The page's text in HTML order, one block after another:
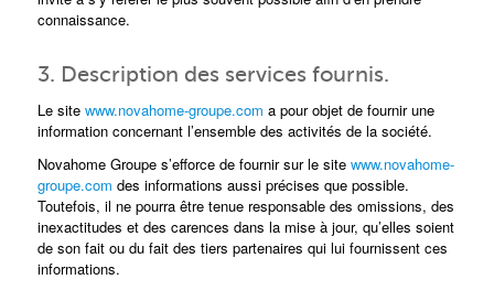
connaissance.
3. Description des services fournis.
Le site www.novahome-groupe.com a pour objet de fournir une
information concernant l’ensemble des activités de la société.
Novahome Groupe s’efforce de fournir sur le site www.novahome-
groupe.com des informations aussi précises que possible.
Toutefois, il ne pourra être tenue responsable des omissions, des
inexactitudes et des carences dans la mise à jour, qu’elles soient
de son fait ou du fait des tiers partenaires qui lui fournissent ces
informations.